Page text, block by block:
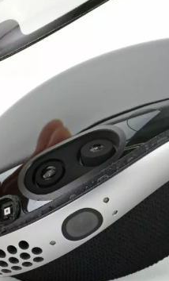
frontend
tilgjengelighet